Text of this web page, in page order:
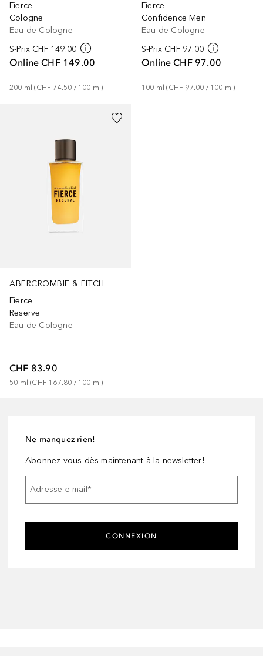
Fierce
Cologne
Eau de Cologne
S-Prix CHF 149.00
Online CHF 149.00
200 ml (CHF 74.50 / 100 ml)
Fierce
Confidence Men
Eau de Cologne
S-Prix CHF 97.00
Online CHF 97.00
100 ml (CHF 97.00 / 100 ml)
ABERCROMBIE & FITCH
Fierce
Reserve
Eau de Cologne
CHF 83.90
50 ml (CHF 167.80 / 100 ml)
Ne manquez rien!
Abonnez-vous dès maintenant à la newsletter!
Adresse e-mail *
CONNEXION